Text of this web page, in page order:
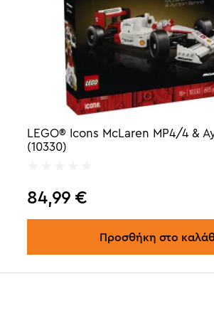
LEGO® Icons McLaren MP4/4 &
(10330)
84,99 €
Προσθήκη στο